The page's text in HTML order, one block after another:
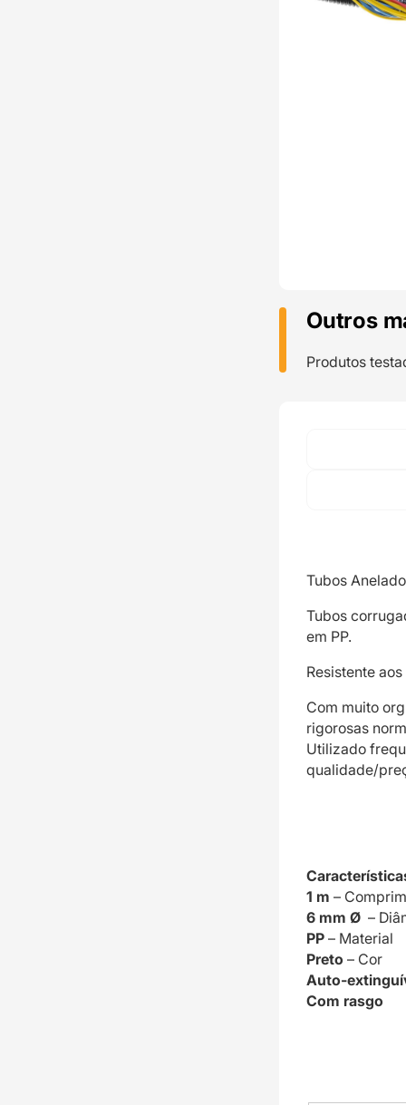
Outros
Produtos
Tubos
Tubos
em PP.
Resistente
Com muito
rigorosas
Utilizado
qualidade/
1 m –
6 mm Ø –
PP – Material
Preto – Cor
Auto-
Com rasgo